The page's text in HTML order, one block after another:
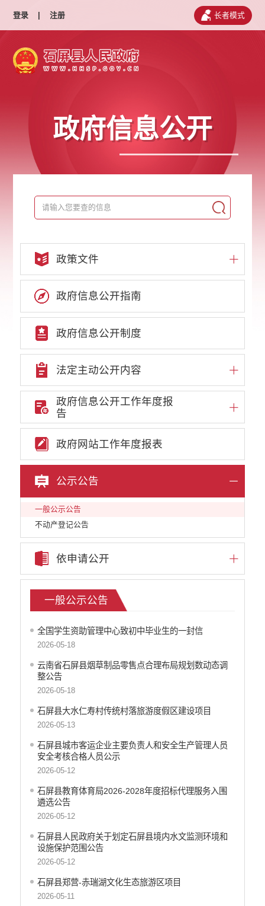
登录 | 注册 长者模式
政府信息公开
政策文件
政府信息公开指南
政府信息公开制度
法定主动公开内容
政府信息公开工作年度报
告
政府网站工作年度报表
公示公告
一般公示公告
不动产登记公告
依申请公开
一般公示公告
全国学生资助管理中心致初中毕业生的一封信
2026-05-18
云南省石屏县烟草制品零售点合理布局规划数动态调
整公告
2026-05-18
石屏县大水仁寿村传统村落旅游度假区建设项目
2026-05-13
石屏县城市客运企业主要负责人和安全生产管理人员
安全考核合格人员公示
2026-05-12
石屏县教育体育局2026-2028年度招标代理服务入围
遴选公告
2026-05-12
石屏县人民政府关于划定石屏县境内水文监测环境和
设施保护范围公告
2026-05-12
石屏县郑营-赤瑞湖文化生态旅游区项目
2026-05-11